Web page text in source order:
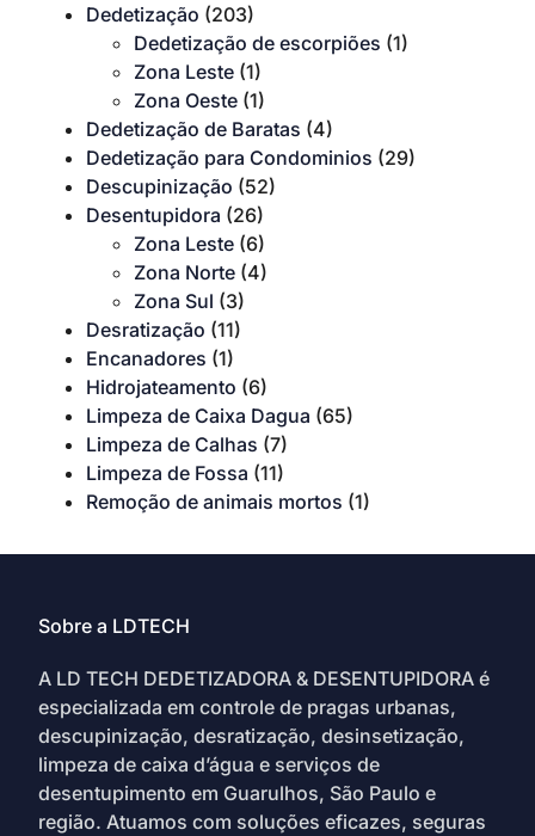
Dedetização (203)
Dedetização de escorpiões (1)
Zona Leste (1)
Zona Oeste (1)
Dedetização de Baratas (4)
Dedetização para Condominios (29)
Descupinização (52)
Desentupidora (26)
Zona Leste (6)
Zona Norte (4)
Zona Sul (3)
Desratização (11)
Encanadores (1)
Hidrojateamento (6)
Limpeza de Caixa Dagua (65)
Limpeza de Calhas (7)
Limpeza de Fossa (11)
Remoção de animais mortos (1)
Sobre a LDTECH
A LD TECH DEDETIZADORA & DESENTUPIDORA é
especializada em controle de pragas urbanas,
descupinização, desratização, desinsetização,
limpeza de caixa d’água e serviços de
desentupimento em Guarulhos, São Paulo e
região. Atuamos com soluções eficazes, seguras